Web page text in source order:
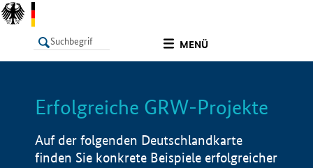
MENÜ
LISTE Info
Erfolgreiche GRW-Projekte
Auf der folgenden Deutschlandkarte
finden Sie konkrete Beispiele erfolgreicher